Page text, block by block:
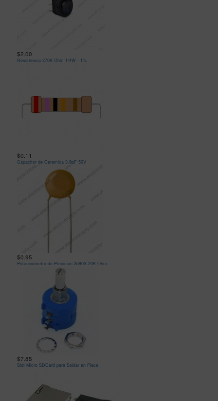
$2.00
Resistencia 270K Ohm 1/4W - 1%
$0.11
Capacitor de Ceramica 3.9pF 50V
$0.95
Potenciometro de Precision 3590S 20K Ohm
$7.85
Slot Micro SDCard para Soldar en Placa